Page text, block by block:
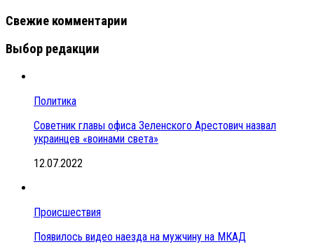
Свежие комментарии
Выбор редакции
Политика
Советник главы офиса Зеленского Арестович назвал
украинцев «воинами света»
12.07.2022
Происшествия
Появилось видео наезда на мужчину на МКАД